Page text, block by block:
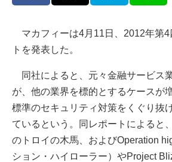
マカフィーは4月11日、2012年第4
トを発表した。
同社によると、元々金融サービス
が、他の業界を標的とするケースが
標準のセキュリティ対策をくぐり抜
ているという。同レポートによると
のトロイの木馬、およびOperation
ション・ハイローラー）やProject